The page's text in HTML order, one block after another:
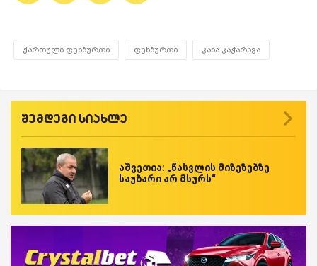
ქართული ფეხბურთი ფეხბურთი კახა კაჭარავა
შემდეგი სიახლე
აშვეთია: „წასვლის მიზეზებზე
საუბარი არ მსურს“